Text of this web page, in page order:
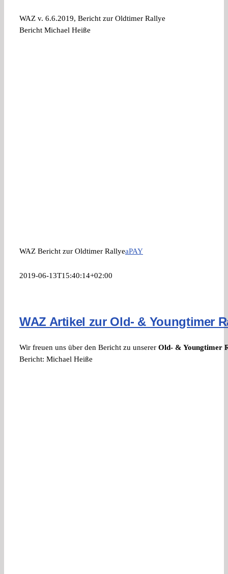
WAZ v. 6.6.2019, Bericht zur Oldtimer Rallye
Bericht Michael Heiße
WAZ Bericht zur Oldtimer RallyeaPAY
2019-06-13T15:40:14+02:00
WAZ Artikel zur Old- & Youngtimer
Wir freuen uns über den Bericht zu unserer Old- & Youngtimer
Bericht: Michael Heiße